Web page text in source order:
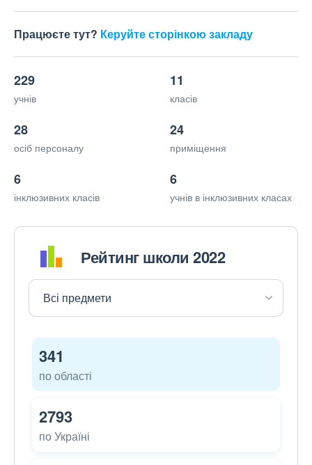
Працюєте тут? Керуйте сторінкою закладу
229
учнів
11
класів
28
осіб персоналу
24
приміщення
6
інклюзивних класів
6
учнів в інклюзивних класах
Рейтинг школи 2022
341
по області
2793
по Україні